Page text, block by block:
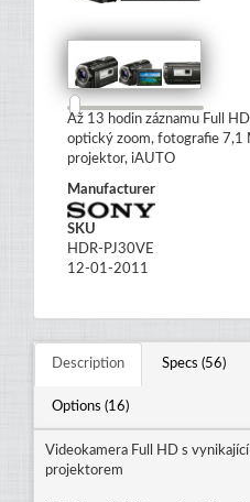
Až 13 hodin záznamu Full
optický zoom, fotografie 7,1
projektor, iAUTO
Manufacturer
SKU
HDR-PJ30VE
12-01-2011
Description Specs (56)
Options (16)
Videokamera Full HD s
projektorem